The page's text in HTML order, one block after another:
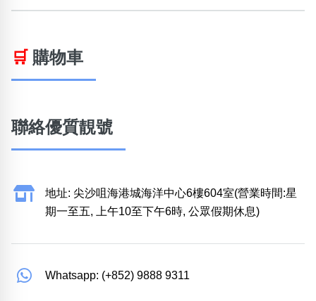
🛒 購物車
聯絡優質靚號
地址: 尖沙咀海港城海洋中心6樓604室(營業時間:星
期一至五, 上午10至下午6時, 公眾假期休息)
Whatsapp: (+852) 9888 9311